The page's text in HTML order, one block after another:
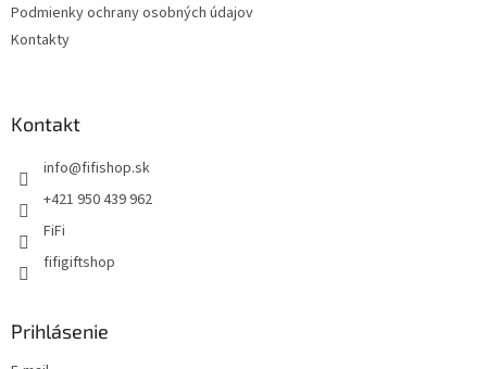
Podmienky ochrany osobných údajov
Kontakty
Kontakt
info@fifishop.sk
+421 950 439 962
FiFi
fifigiftshop
Prihlásenie